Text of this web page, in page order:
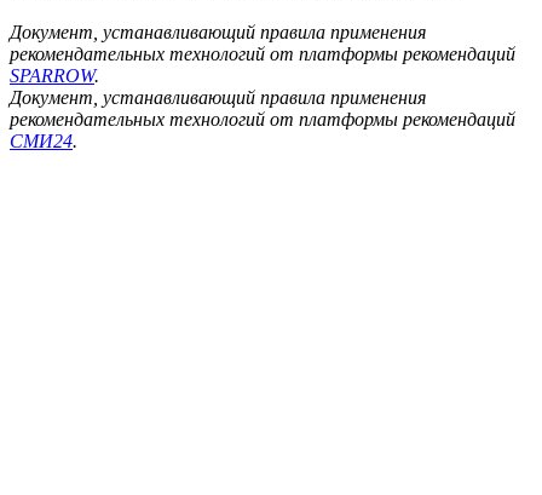
Документ, устанавливающий правила применения
рекомендательных технологий от платформы рекомендаций
SPARROW.
Документ, устанавливающий правила применения
рекомендательных технологий от платформы рекомендаций
СМИ24.